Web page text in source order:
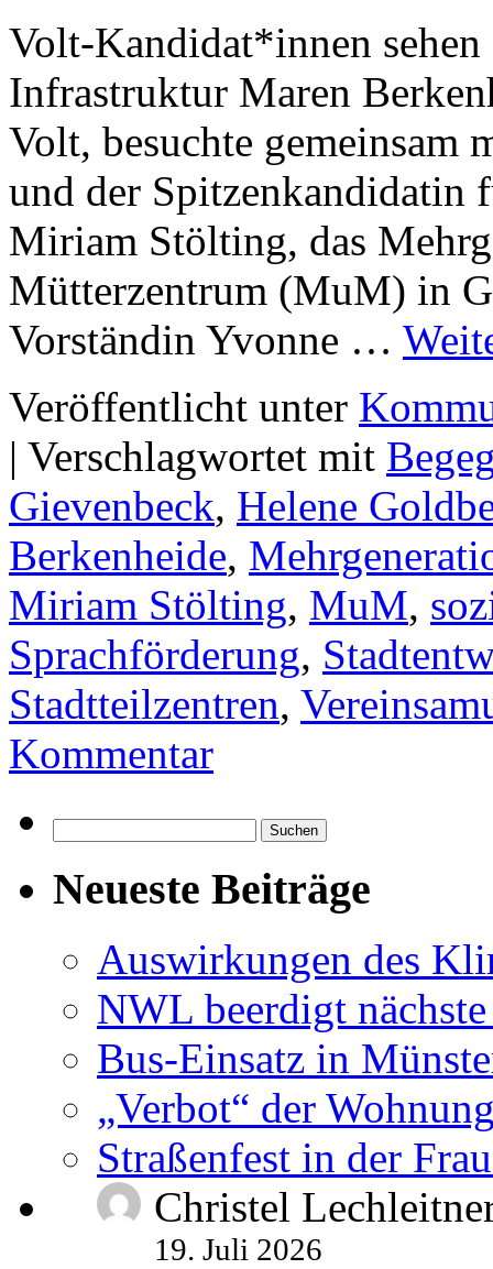
Volt-Kandidat*innen
Infrastruktur Maren
Volt, besuchte gemeinsam
und der Spitzenkandidatin
Miriam Stölting, das
Mütterzentrum (MuM) in
Vorständin Yvonne …
Veröffentlicht unter
| Verschlagwortet mit
Gievenbeck, Helene
Berkenheide,
Miriam Stölting, MuM,
Sprachförderung,
Stadtteilzentren,
Kommentar
nach:
Neueste Beiträge
Auswirkungen des
NWL beerdigt
Bus-Einsatz in
„Verbot“ der
Straßenfest in der
Christel
19. Juli 2026